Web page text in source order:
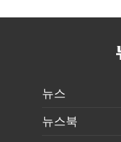
인상·격려금
뉴스
뉴스북